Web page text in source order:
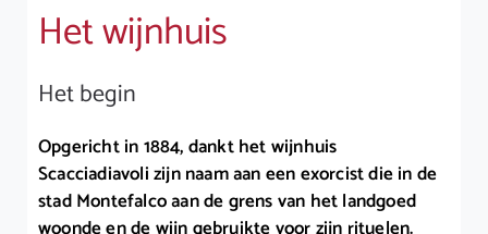
Het wijnhuis
Het begin
Opgericht in 1884, dankt het wijnhuis
Scacciadiavoli zijn naam aan een exorcist die in de
stad Montefalco aan de grens van het landgoed